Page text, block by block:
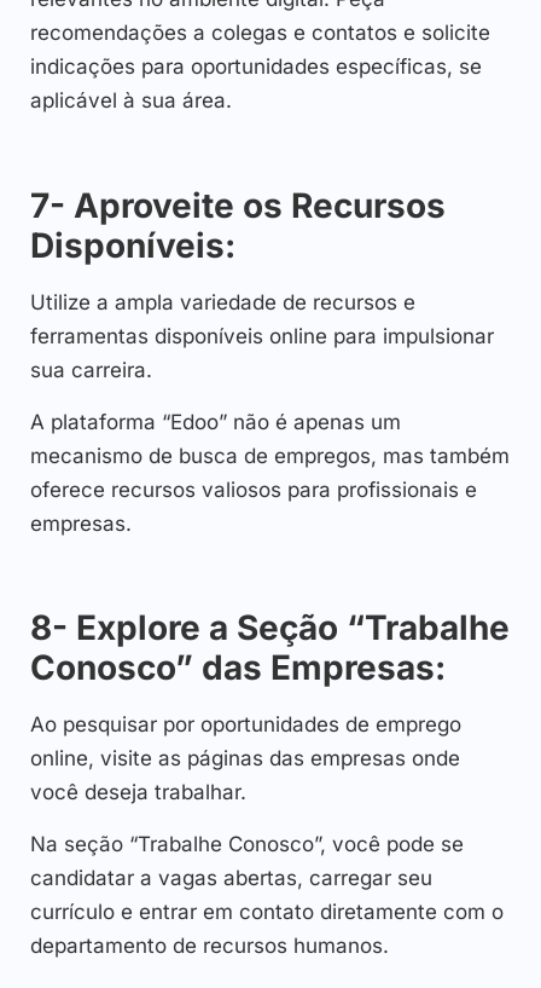
recomendações a colegas e contatos e solicite
indicações para oportunidades específicas, se
aplicável à sua área.
7- Aproveite os Recursos
Disponíveis:
Utilize a ampla variedade de recursos e
ferramentas disponíveis online para impulsionar
sua carreira.
A plataforma “Edoo” não é apenas um
mecanismo de busca de empregos, mas também
oferece recursos valiosos para profissionais e
empresas.
8- Explore a Seção “Trabalhe
Conosco” das Empresas:
Ao pesquisar por oportunidades de emprego
online, visite as páginas das empresas onde
você deseja trabalhar.
Na seção “Trabalhe Conosco”, você pode se
candidatar a vagas abertas, carregar seu
currículo e entrar em contato diretamente com o
departamento de recursos humanos.